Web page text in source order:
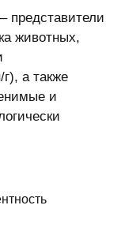
представители
животных,
а также
и